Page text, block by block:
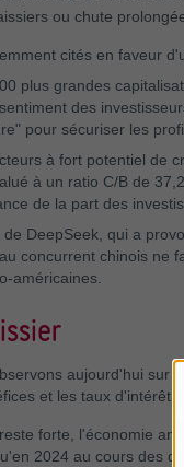
ou chute
cités en faveur
plus grandes
des
pour sécuriser les
à fort potentiel de
à un ratio C/B de
de la part des
DeepSeek, qui a
concurrent chinois ne
américaines.
aujourd'hui sur
et les taux d'intérêt.
forte, l'économie
2024 au cours des